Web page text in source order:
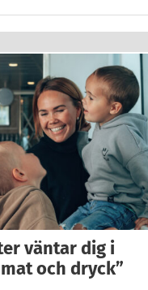
väntar dig i
och dryck”